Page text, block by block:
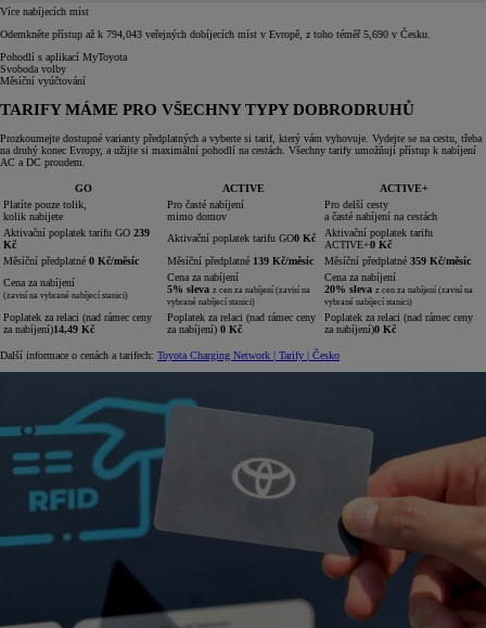
Více nabíjecích míst
Odemkněte přístup až k 794,043 veřejných dobíjecích míst v Evropě, z toho téměř 5,690 v Česku.
Pohodlí s aplikací MyToyota
Svoboda volby
Měsíční vyúčtování
TARIFY MÁME PRO VŠECHNY TYPY DOBRODRUHŮ
Prozkoumejte dostupné varianty předplatných a vyberte si tarif, který vám vyhovuje. Vydejte se na cestu, třeba
na druhý konec Evropy, a užijte si maximální pohodlí na cestách. Všechny tarify umožňují přístup k nabíjení
AC a DC proudem.
GO ACTIVE
ACTIVE+
Platíte pouze tolik,
kolik nabijete
Pro časté nabíjení
mimo domov
Pro delší cesty
a časté nabíjení na cestách
Aktivační poplatek tarifu GO 239
Kč
Aktivační poplatek tarifu GO0 Kč
Aktivační poplatek tarifu
ACTIVE+0 Kč
Měsíční předplatné 0 Kč/měsíc Měsíční předplatné 139 Kč/měsíc Měsíční předplatné 359 Kč/měsíc
Cena za nabíjení
(zavisí na vybrané nabíjecí stanici)
Cena za nabíjení
5% sleva z cen za nabíjení (zavisí na
vybrané nabíjecí stanici)
Cena za nabíjení
20% sleva z cen za nabíjení (zavisí na
vybrané nabíjecí stanici)
Poplatek za relaci (nad rámec ceny
za nabíjení)14,49 Kč
Poplatek za relaci (nad rámec ceny
za nabíjení) 0 Kč
Poplatek za relaci (nad rámec ceny
za nabíjení)0 Kč
Další informace o cenách a tarifech: Toyota Charging Network | Tarify | Česko